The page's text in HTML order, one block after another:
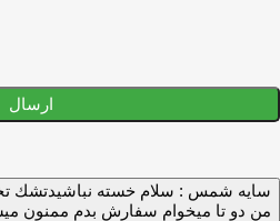
ارسال
سايه شمس : سلام خسته نباشيدتشك
من دو تا ميخوام سفارش بدم ممنون